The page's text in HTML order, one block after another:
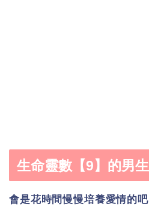
生命靈數【9】的男
會是花時間慢慢培養愛情的吧